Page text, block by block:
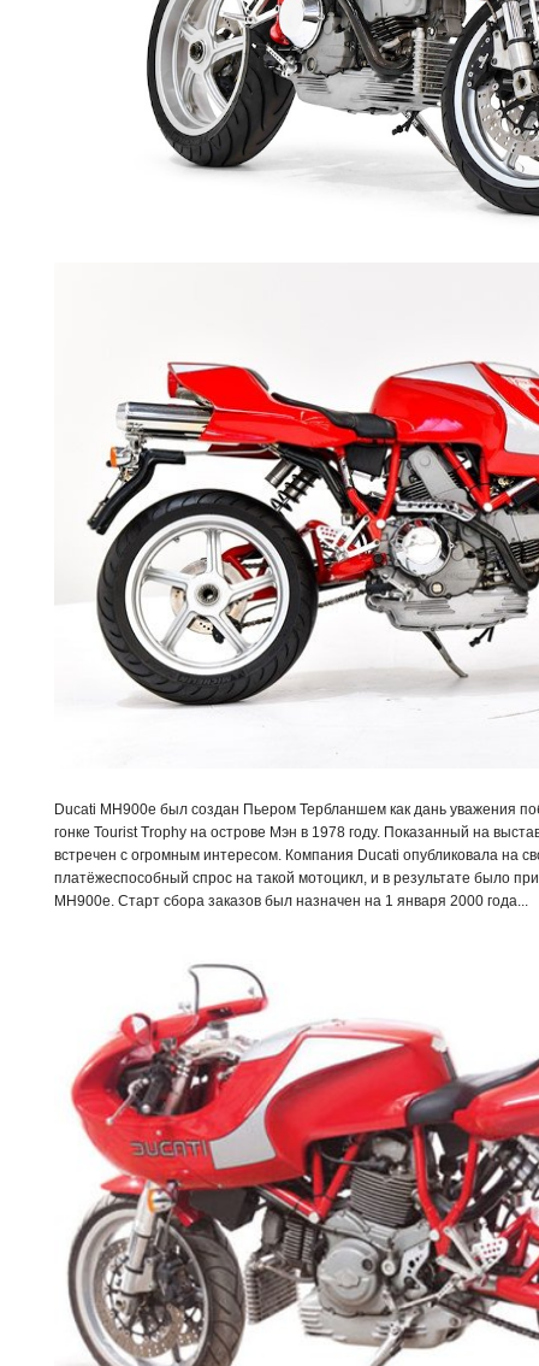
Ducati MH900e был создан Пьером Тербланшем как дань уважения
гонке Tourist Trophy на острове Мэн в 1978 году. Показанный на
встречен с огромным интересом. Компания Ducati опубликовала на
платёжеспособный спрос на такой мотоцикл, и в результате было
MH900e. Старт сбора заказов был назначен на 1 января 2000 года...